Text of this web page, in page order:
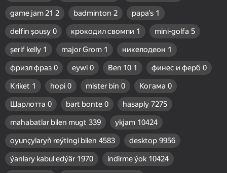
game jam 21 2 badminton 2 papa’s 1
delfin şousy 0 крокодил свомпи 1 mini-golfa 5
şerif kelly 1 major Grom 1 никелодеон 1
фризл фраз 0 eywi 0 Ben 10 1 финес и ферб 0
Kriket 1 hopi 0 mister bin 0 Когама 0
Шарлотта 0 bart bonte 0 hasaply 7275
mahabatlar bilen mugt 339 ykjam 10424
oyunçylaryň reýtingi bilen 4583 desktop 9956
ýanlary kabul edýär 1970 indirme ýok 10424